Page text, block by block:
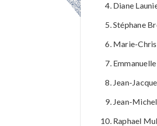
Diane
Stéphane
Marie-
Jean-
Jean-
Raphael